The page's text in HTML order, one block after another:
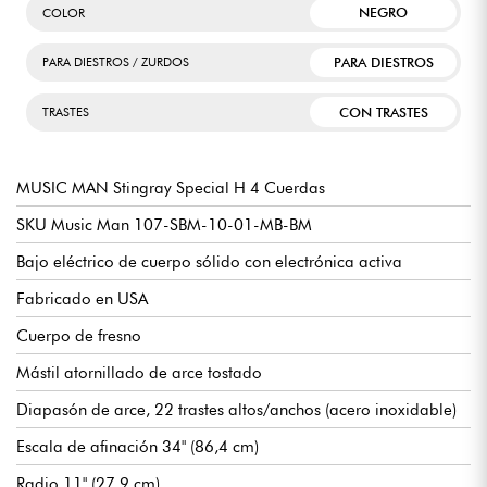
COLOR NEGRO
PARA DIESTROS / ZURDOS PARA DIESTROS
TRASTES CON TRASTES
MUSIC MAN Stingray Special H 4 Cuerdas
SKU Music Man 107-SBM-10-01-MB-BM
Bajo eléctrico de cuerpo sólido con electrónica activa
Fabricado en USA
Cuerpo de fresno
Mástil atornillado de arce tostado
Diapasón de arce, 22 trastes altos/anchos (acero inoxidable)
Escala de afinación 34" (86,4 cm)